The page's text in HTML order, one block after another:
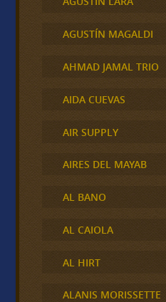
AGUSTÍN MAGALDI
AHMAD JAMAL TRIO
AIDA CUEVAS
AIR SUPPLY
AIRES DEL MAYAB
AL BANO
AL CAIOLA
AL HIRT
ALANIS MORISSETTE